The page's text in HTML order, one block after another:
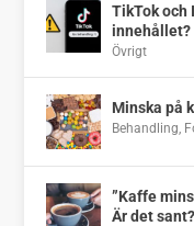
TikTok
innehållet?
Övrigt
Minska på
Behandling
”Kaffe
Är det sant?